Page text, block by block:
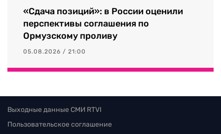
«Сдача позиций»: в России оценили
перспективы соглашения по
Ормузскому проливу
05.08.2026 / 21:00
Выходные данные СМИ RTVI
Пользовательское соглашение